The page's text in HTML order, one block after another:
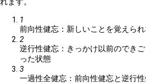
1
前向性健忘：新しいことを覚えら
2
逆行性健忘：きっかけ以前のでき
った状態
3
一過性全健忘：前向性健忘と逆行